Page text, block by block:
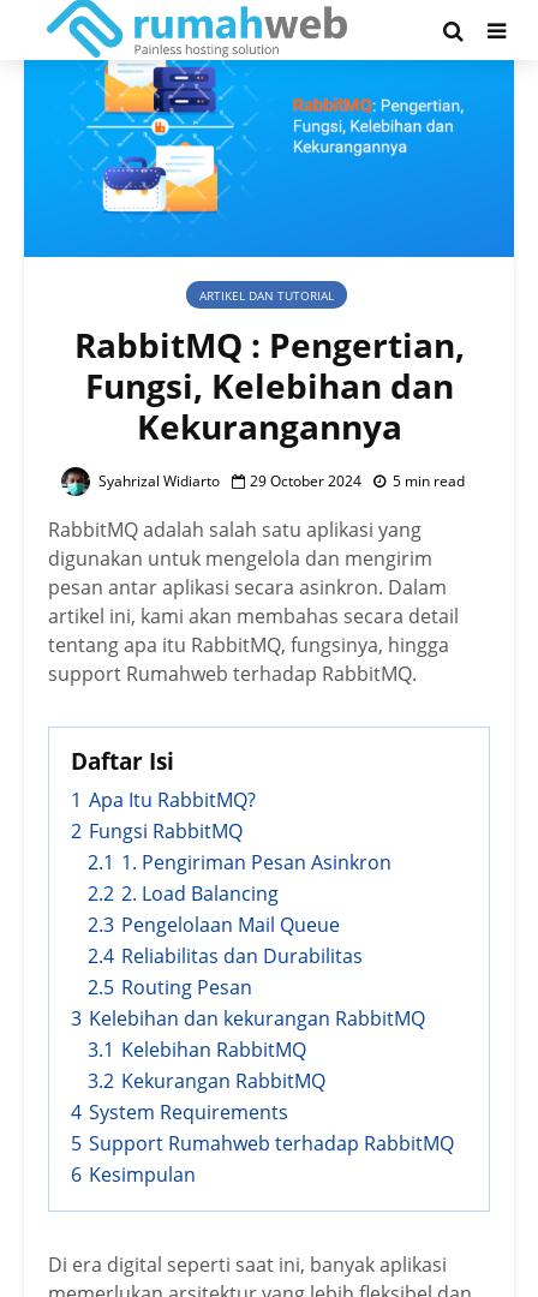
ARTIKEL DAN TUTORIAL
RabbitMQ : Pengertian,
Fungsi, Kelebihan dan
Kekurangannya
Syahrizal Widiarto 29 October 2024 5 min read
RabbitMQ adalah salah satu aplikasi yang
digunakan untuk mengelola dan mengirim
pesan antar aplikasi secara asinkron. Dalam
artikel ini, kami akan membahas secara detail
tentang apa itu RabbitMQ, fungsinya, hingga
support Rumahweb terhadap RabbitMQ.
Daftar Isi
1 Apa Itu RabbitMQ?
2 Fungsi RabbitMQ
2.1 1. Pengiriman Pesan Asinkron
2.2 2. Load Balancing
2.3 Pengelolaan Mail Queue
2.4 Reliabilitas dan Durabilitas
2.5 Routing Pesan
3 Kelebihan dan kekurangan RabbitMQ
3.1 Kelebihan RabbitMQ
3.2 Kekurangan RabbitMQ
4 System Requirements
5 Support Rumahweb terhadap RabbitMQ
6 Kesimpulan
Di era digital seperti saat ini, banyak aplikasi